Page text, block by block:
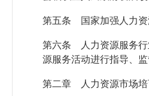
第五条 国家加强人力资
第六条 人力资源服务行
源服务活动进行指导、
第二章 人力资源市场培